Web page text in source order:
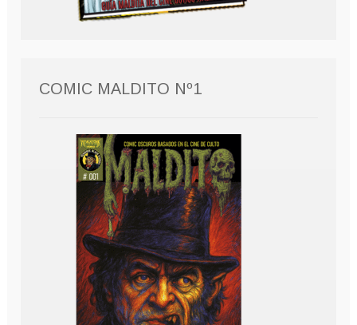
COMIC MALDITO Nº1